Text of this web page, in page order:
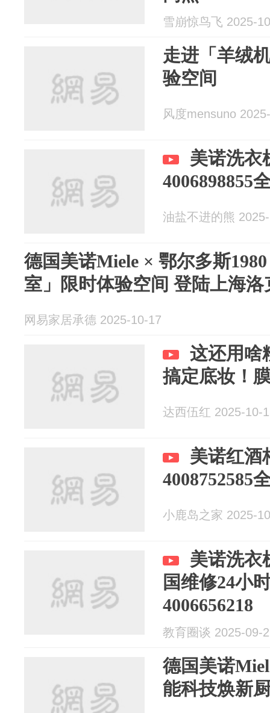
雪崩惊鸟飞 2025-
走进「羊绒
验空间
风度mensuno
美诺洗衣
4006898855
油盐不进的熊
德国美诺Miele × 鄂尔多斯
室」限时体验空间 登陆上海洛
网易家居承德 2025-10-17
这还用啥
搞定底妆！
达西伍红 2025-10-
美诺红酒
4008752585
小鹿岛之家 2025-
美诺洗衣
国维修24小
4006656218
教育圈谈 2025-09-
德国美诺
能科技焕新